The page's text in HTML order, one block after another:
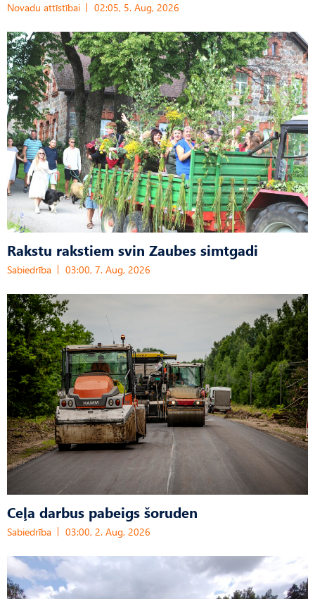
Novadu attīstībai 02:05, 5. Aug, 2026
Rakstu rakstiem svin Zaubes simtgadi
Sabiedrība 03:00, 7. Aug, 2026
Ceļa darbus pabeigs šoruden
Sabiedrība 03:00, 2. Aug, 2026